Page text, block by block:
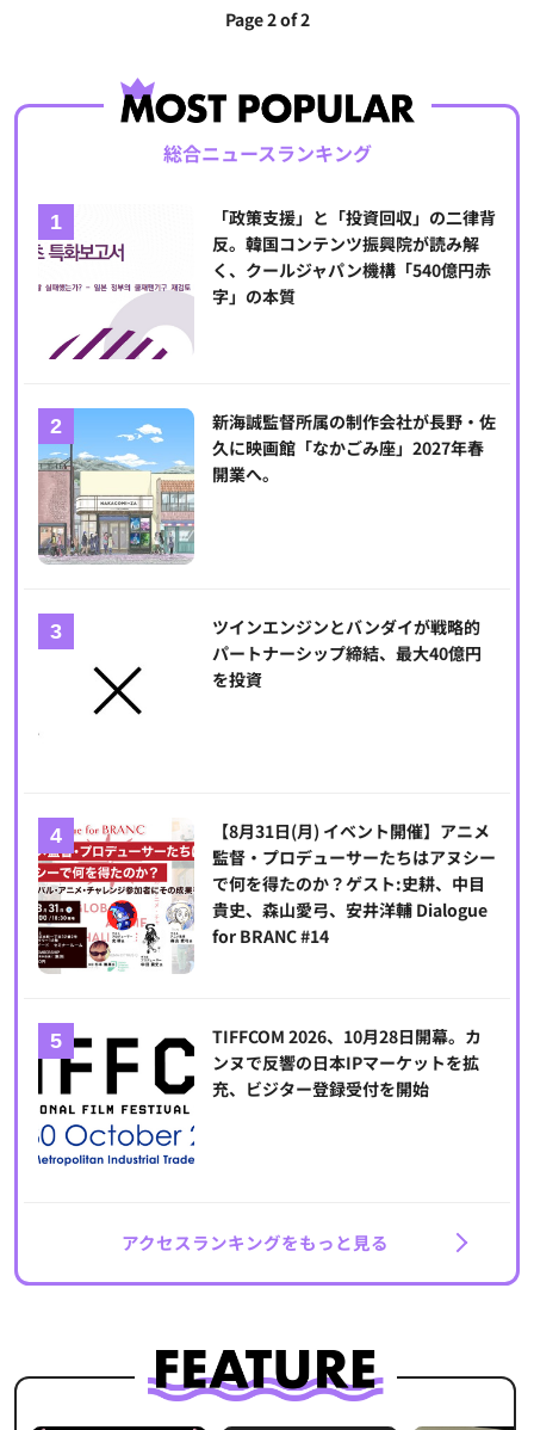
Page 2 of 2
総合ニュースランキング
「政策支援」と「投資回収」の二律背
反。韓国コンテンツ振興院が読み解
く、クールジャパン機構「540億円赤
字」の本質
新海誠監督所属の制作会社が長野・佐
久に映画館「なかごみ座」2027年春
開業へ。
ツインエンジンとバンダイが戦略的
パートナーシップ締結、最大40億円
を投資
【8月31日(月) イベント開催】アニメ
監督・プロデューサーたちはアヌシー
で何を得たのか？ゲスト:史耕、中目
貴史、森山愛弓、安井洋輔 Dialogue
for BRANC #14
TIFFCOM 2026、10月28日開幕。カ
ンヌで反響の日本IPマーケットを拡
充、ビジター登録受付を開始
アクセスランキングをもっと見る